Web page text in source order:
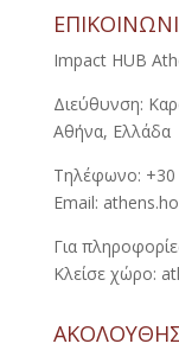
Impact HUB
Διεύθυνση:
Αθήνα, Ελλάδα
Τηλέφωνο: +30
Email:
Για
Κλείσε χώρο: